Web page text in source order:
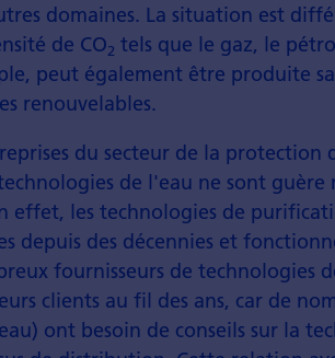
domaines. La situation est
de CO2 tels que le gaz, le
peut également être produite
renouvelables.
du secteur de la protection
de l'eau ne sont guère
effet, les technologies de
depuis des décennies et
fournisseurs de technologies
clients au fil des ans, car de
ont besoin de conseils sur la